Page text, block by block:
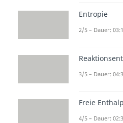
Entropie
2/5 – Dauer:
3/5 – Dauer:
Freie
4/5 – Dauer: